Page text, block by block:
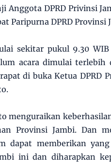
Anggota DPRD Privinsi
Paripurna DPRD
sekitar pukul 9.30
acara dimulai
di buka Ketua DPRD
menguraikan
Provinsi Jambi. Dan
dapat memberikan
ini dan diharapkan